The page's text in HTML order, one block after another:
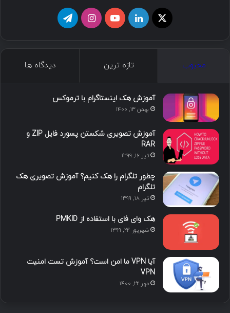
د
ی
ن
و
ت
گ
ا
ا
محبوب تازه ترین دیدگاه ها
آموزش هک اینستاگرام با ترموکس
بهمن ۱۳, ۱۴۰۰
آموزش تصویری شکستن پسورد فایل ZIP و
RAR
تیر ۱۶, ۱۳۹۹
چطور تلگرام را هک کنیم؟ آموزش تصویری هک
تلگرام
تیر ۱۸, ۱۳۹۹
هک وای فای با استفاده از PMKID
شهریور ۲۴, ۱۳۹۹
آیا VPN ما امن است؟ آموزش تست امنیت
VPN
مهر ۲۲, ۱۴۰۰